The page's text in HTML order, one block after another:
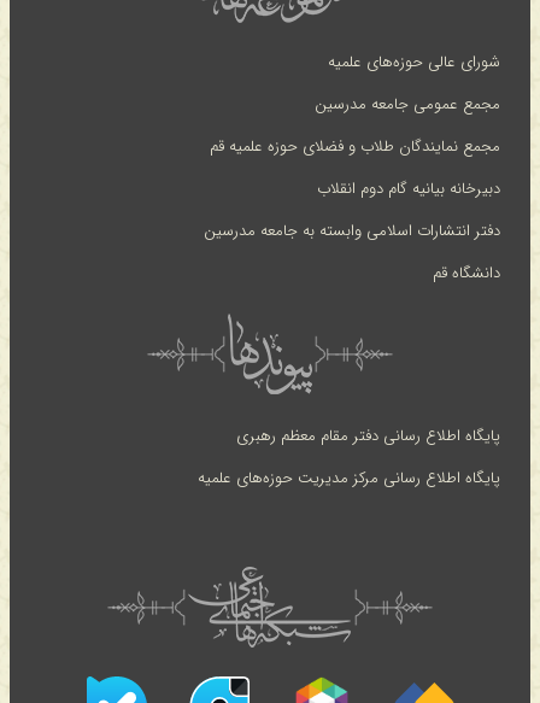
شورای عالی حوزه‌های علمیه
مجمع عمومی جامعه مدرسین
مجمع نمایندگان طلاب و فضلای حوزه علمیه قم
دبیرخانه بیانیه گام دوم انقلاب
دفتر انتشارات اسلامی وابسته به جامعه مدرسین
دانشگاه قم
پایگاه اطلاع رسانی دفتر مقام معظم رهبری
پایگاه اطلاع رسانی مرکز مدیریت حوزه‌های علمیه